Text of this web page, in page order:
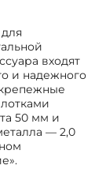
входят
и надежного
50 мм и
— 2,0
Непрерывное
цинк-
алюминиевое
покрытие
разъемом в
комплекте